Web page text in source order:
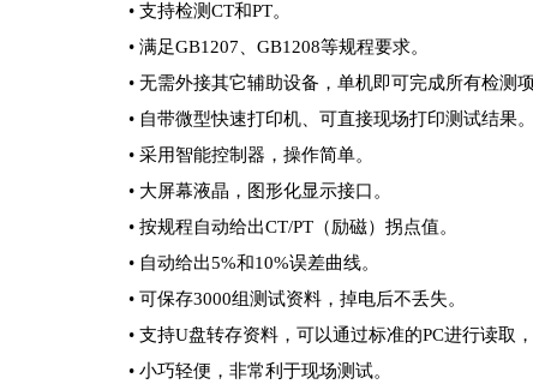
• 支持检测CT和PT。
• 满足GB1207、GB1208等规程要求。
• 无需外接其它辅助设备，单机即可完成所有检测项
• 自带微型快速打印机、可直接现场打印测试结果。
• 采用智能控制器，操作简单。
• 大屏幕液晶，图形化显示接口。
• 按规程自动给出CT/PT（励磁）拐点值。
• 自动给出5%和10%误差曲线。
• 可保存3000组测试资料，掉电后不丢失。
• 支持U盘转存资料，可以通过标准的PC进行读取
• 小巧轻便，非常利于现场测试。